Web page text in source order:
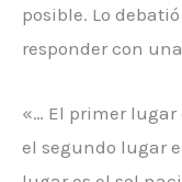
posible. Lo
responder con
«… El primer lugar
el segundo lugar